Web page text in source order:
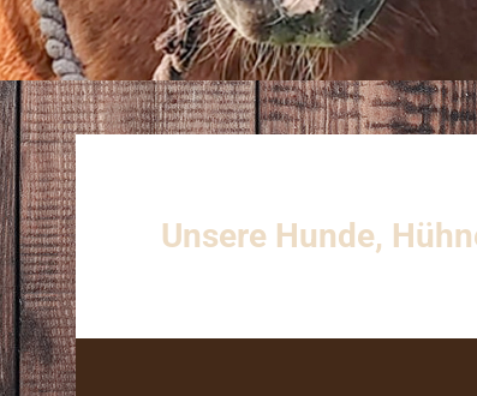
Unsere Hunde,